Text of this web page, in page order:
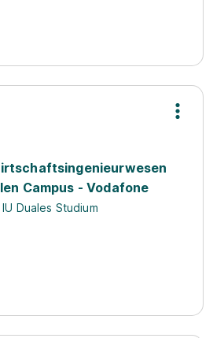
Campus - Vodafone
IU Duales Studium